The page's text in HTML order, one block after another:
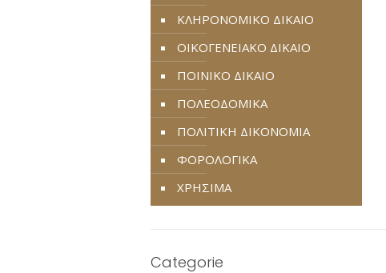
ΚΛΗΡΟΝΟΜΙΚΟ ΔΙΚΑΙΟ
ΟΙΚΟΓΕΝΕΙΑΚΟ ΔΙΚΑΙΟ
ΠΟΙΝΙΚΟ ΔΙΚΑΙΟ
ΠΟΛΕΟΔΟΜΙΚΑ
ΠΟΛΙΤΙΚΗ ΔΙΚΟΝΟΜΙΑ
ΦΟΡΟΛΟΓΙΚΑ
ΧΡΗΣΙΜΑ
Categorie